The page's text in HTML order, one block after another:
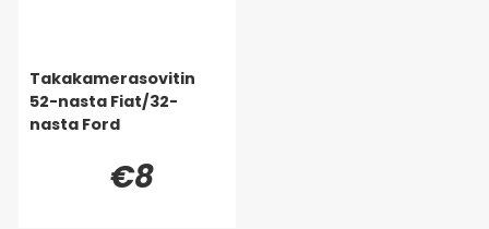
Takakamerasovitin
52-nasta Fiat/32-
nasta Ford
€8